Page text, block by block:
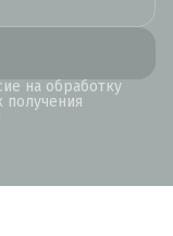
на обработку
получения